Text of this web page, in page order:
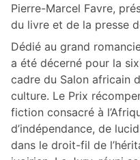
Pierre-Marcel Favre,
du livre et de la presse
Dédié au grand
a été décerné pour la
cadre du Salon africain
culture. Le Prix
fiction consacré à
d’indépendance, de
dans le droit-fil de